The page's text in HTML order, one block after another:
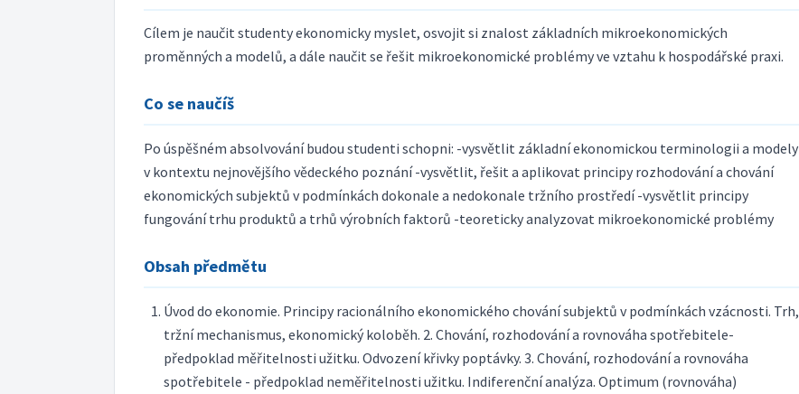
Cílem je naučit studenty ekonomicky myslet, osvojit si znalost základních mikroekonomických
proměnných a modelů, a dále naučit se řešit mikroekonomické problémy ve vztahu k hospodářské praxi.
Co se naučíš
Po úspěšném absolvování budou studenti schopni: -vysvětlit základní ekonomickou terminologii a modely
v kontextu nejnovějšího vědeckého poznání -vysvětlit, řešit a aplikovat principy rozhodování a chování
ekonomických subjektů v podmínkách dokonale a nedokonale tržního prostředí -vysvětlit principy
fungování trhu produktů a trhů výrobních faktorů -teoreticky analyzovat mikroekonomické problémy
Obsah předmětu
Úvod do ekonomie. Principy racionálního ekonomického chování subjektů v podmínkách vzácnosti. Trh,
tržní mechanismus, ekonomický koloběh. 2. Chování, rozhodování a rovnováha spotřebitele-
předpoklad měřitelnosti užitku. Odvození křivky poptávky. 3. Chování, rozhodování a rovnováha
spotřebitele - předpoklad neměřitelnosti užitku. Indiferenční analýza. Optimum (rovnováha)